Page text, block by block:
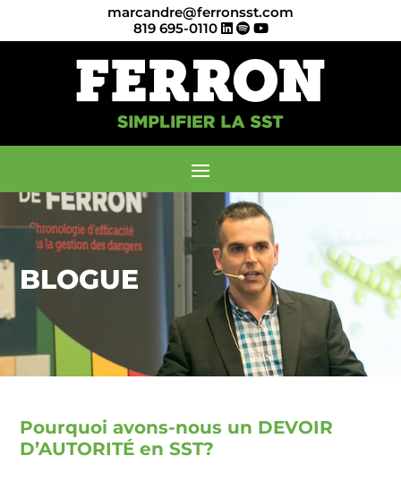
marcandre@ferronsst.com
819 695-0110
BLOGUE
Pourquoi avons-nous un DEVOIR
D’AUTORITÉ en SST?